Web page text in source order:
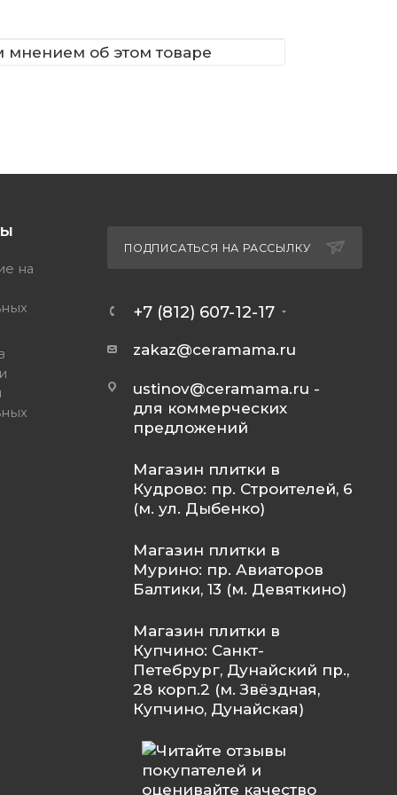
мнением об этом товаре
на
ПОДПИСАТЬСЯ НА РАССЫЛКУ
+7 (812) 607-12-17
zakaz@ceramama.ru
ustinov@ceramama.ru -
для коммерческих
предложений
Магазин плитки в
Кудрово: пр. Строителей, 6
(м. ул. Дыбенко)
Магазин плитки в
Мурино: пр. Авиаторов
Балтики, 13 (м. Девяткино)
Магазин плитки в
Купчино: Санкт-
Петебрург, Дунайский пр.,
28 корп.2 (м. Звёздная,
Купчино, Дунайская)